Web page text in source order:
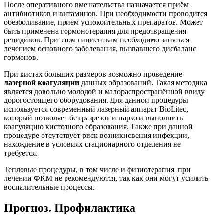
После оперативного вмешательства назначается приём
антибиотиков и витаминов. При необходимости проводится
обезболивание, приём успокоительных препаратов. Может
быть применена гормонотерапия для предотвращения
рецидивов. При этом пациенткам необходимо заняться
лечением основного заболевания, вызвавшего дисбаланс
гормонов.
При кистах больших размеров возможно проведение
лазерной коагуляции данных образований. Такая методика
является довольно молодой и малораспространённой ввиду
дорогостоящего оборудования. Для данной процедуры
используется современный лазерный аппарат BioLitec,
который позволяет без разрезов и наркоза выполнить
коагуляцию кистозного образования. Также при данной
процедуре отсутствует риск возникновения инфекции,
нахождение в условиях стационарного отделения не
требуется.
Тепловые процедуры, в том числе и физиотерапия, при
лечении ФКМ не рекомендуются, так как они могут усилить
воспалительные процессы.
Прогноз. Профилактика